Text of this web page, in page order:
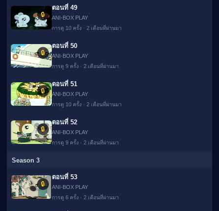
🔒
ตอนที่ 49
ANI-BOX PLAY
การดู 10 ครั้ง · 2 เดือนที่ผ่านมา
🔒
ตอนที่ 50
ANI-BOX PLAY
การดู 9 ครั้ง · 2 เดือนที่ผ่านมา
🔒
ตอนที่ 51
ANI-BOX PLAY
การดู 10 ครั้ง · 2 เดือนที่ผ่านมา
🔒
ตอนที่ 52
ANI-BOX PLAY
การดู 9 ครั้ง · 2 เดือนที่ผ่านมา
Season 3
🔒
ตอนที่ 53
ANI-BOX PLAY
การดู 6 ครั้ง · 2 เดือนที่ผ่านมา